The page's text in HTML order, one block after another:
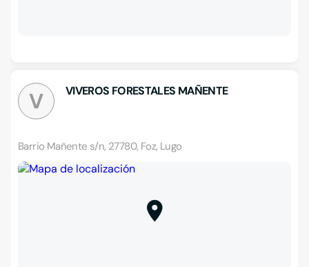
V VIVEROS FORESTALES MAÑENTE
Barrio Mañente s/n, 27780, Foz, Lugo